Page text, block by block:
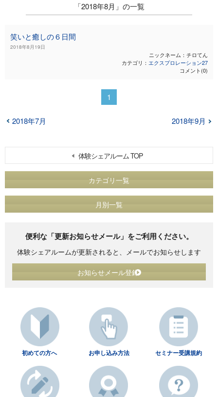
体験シェアルーム TOP
カテゴリ一覧
月別一覧
便利な「更新お知らせメール」をご利用ください。
体験シェアルームが更新されると、メールでお知らせします
お知らせメール登録
「2018年8月」の一覧
笑いと癒しの６日間
2018年8月19日
ニックネーム：チロてん
カテゴリ： エクスプロレーション27
コメント(0)
1
2018年7月 2018年9月
初めての方へ お申し込み方法 セミナー受講規約